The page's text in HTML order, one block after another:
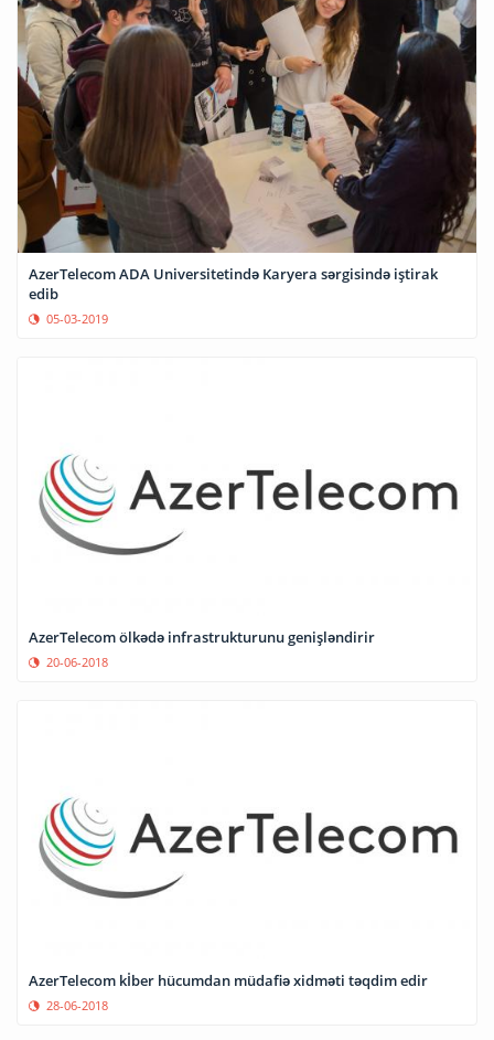
AzerTelecom ADA Universitetində Karyera sərgisində iştirak
edib
05-03-2019
AzerTelecom ölkədə infrastrukturunu genişləndirir
20-06-2018
AzerTelecom kİber hücumdan müdafiə xidməti təqdim edir
28-06-2018